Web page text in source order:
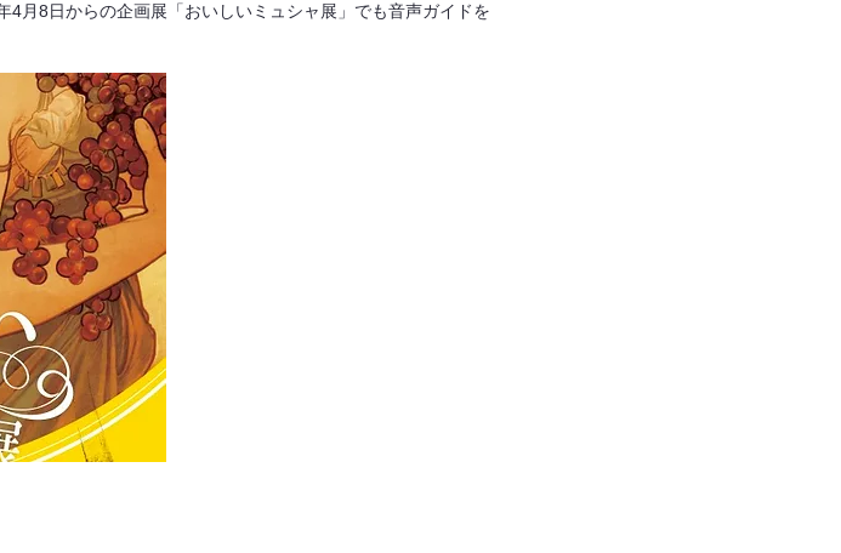
4月8日からの企画展「おいしいミュシャ展 」でも音声ガイドを